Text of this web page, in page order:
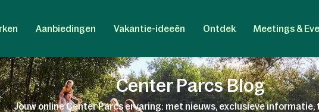
Aanbiedingen Vakantie-ideeën Ontdek Meetings &
Center Parcs Blog
Jouw online Center Parcs ervaring: met nieuws, exclusieve informatie,